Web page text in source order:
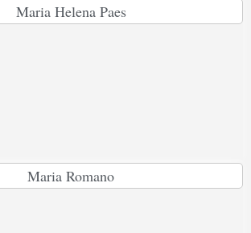
Maria Helena Paes
Maria Romano